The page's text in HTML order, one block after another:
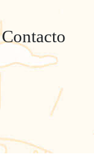
Contacto